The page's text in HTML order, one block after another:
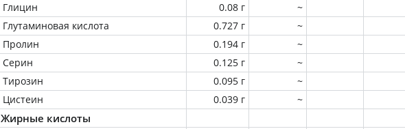
Глицин
0.08 г
~
Глутаминовая кислота
0.727 г
~
Пролин
0.194 г
~
Серин
0.125 г
~
Тирозин
0.095 г
~
Цистеин
0.039 г ~
Жирные кислоты